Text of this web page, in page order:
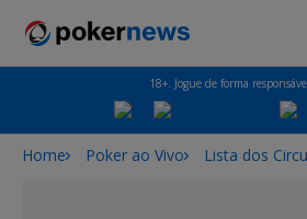
18+. Jogue de forma
Home Poker ao Vivo Lista dos